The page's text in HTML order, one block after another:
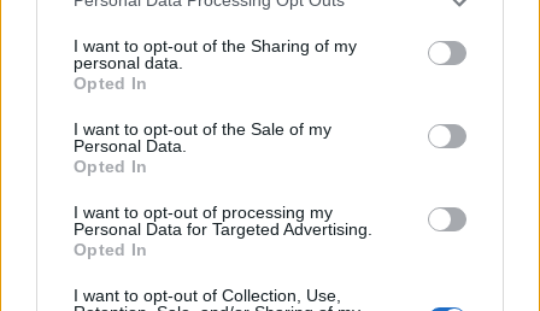
not limited to your visit or usage behaviour. You may click to
grant or deny consent to Google and its third-party tags to
use your data for below specified purposes in below Google
consent section.
I want to opt-out of the Sharing of my
personal data.
Opted In
I want to opt-out of the Sale of my
Personal Data.
Opted In
I want to opt-out of processing my
Personal Data for Targeted Advertising.
Opted In
I want to opt-out of Collection, Use,
διαμαρτυρίας έξω από το Εφετείο
11.10.2021 12:14